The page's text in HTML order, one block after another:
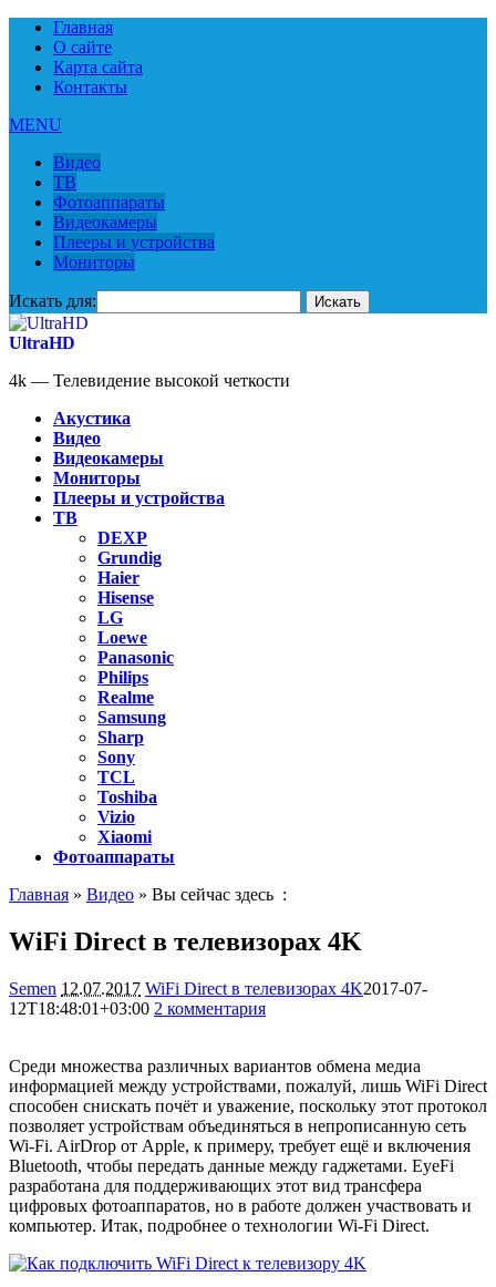
Главная
О сайте
Карта сайта
Контакты
MENU
Видео
ТВ
Фотоаппараты
Видеокамеры
Плееры и устройства
Мониторы
Искать для:
UltraHD
4k — Телевидение высокой четкости
Акустика
Видео
Видеокамеры
Мониторы
Плееры и устройства
ТВ
DEXP
Grundig
Haier
Hisense
LG
Loewe
Panasonic
Philips
Realme
Samsung
Sharp
Sony
TCL
Toshiba
Vizio
Xiaomi
Фотоаппараты
Главная » Видео » Вы сейчас здесь :
WiFi Direct в телевизорах 4K
Semen 12.07.2017 WiFi Direct в телевизорах 4K2017-07-
12T18:48:01+03:00 2 комментария
Среди множества различных вариантов обмена медиа
информацией между устройствами, пожалуй, лишь WiFi Direct
способен снискать почёт и уважение, поскольку этот протокол
позволяет устройствам объединяться в непрописанную сеть
Wi-Fi. AirDrop от Apple, к примеру, требует ещё и включения
Bluetooth, чтобы передать данные между гаджетами. EyeFi
разработана для поддерживающих этот вид трансфера
цифровых фотоаппаратов, но в работе должен участвовать и
компьютер. Итак, подробнее о технологии Wi-Fi Direct.